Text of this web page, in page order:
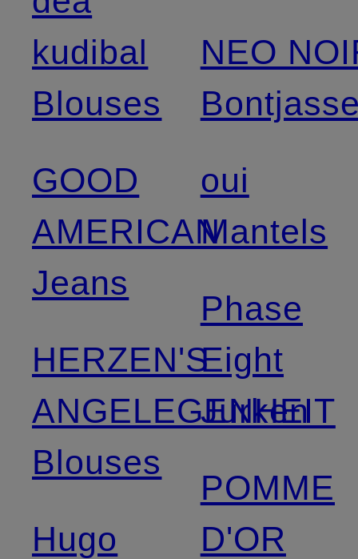
kudibal
Blouses
GOOD
AMERICAN
Jeans
HERZEN'S
ANGELEGENHEIT
Blouses
Hugo
NEO
oui
Mantels
Phase
Eight
Jurken
POMME
D'OR